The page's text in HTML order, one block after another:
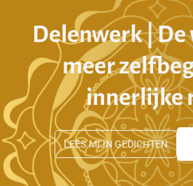
Delenwerk | De
meer
innerlijke
LEES MIJN GEDICHTEN